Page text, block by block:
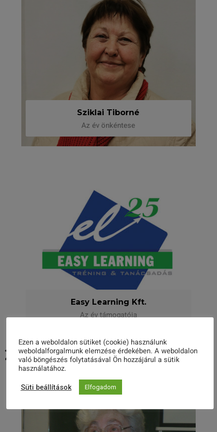
Sziklai Tiborné
Az év önkéntese
Easy Learning Kft.
Az év támogatója
2016
Ezen a weboldalon sütiket (cookie) használunk
weboldalforgalmunk elemzése érdekében. A weboldalon
való böngészés folytatásával Ön hozzájárul a sütik
használatához.
Süti beállítások Elfogadom